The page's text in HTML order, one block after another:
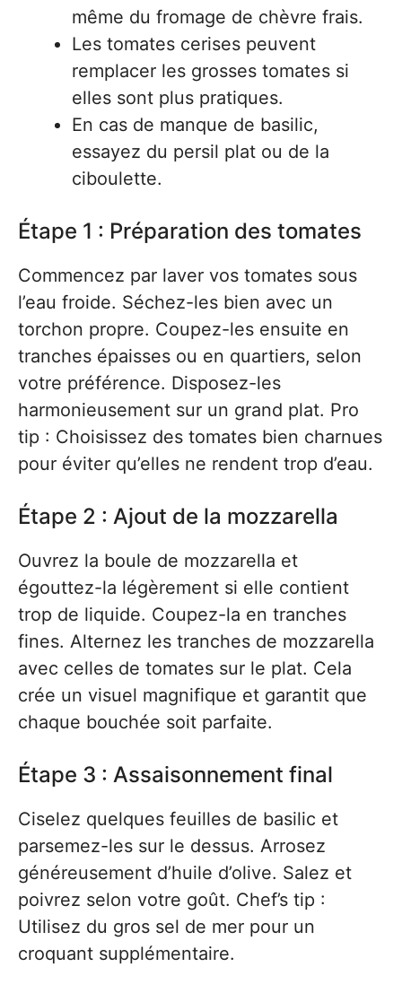
même du fromage de chèvre frais.
Les tomates cerises peuvent
remplacer les grosses tomates si
elles sont plus pratiques.
En cas de manque de basilic,
essayez du persil plat ou de la
ciboulette.
Étape 1 : Préparation des tomates
Commencez par laver vos tomates sous
l’eau froide. Séchez-les bien avec un
torchon propre. Coupez-les ensuite en
tranches épaisses ou en quartiers, selon
votre préférence. Disposez-les
harmonieusement sur un grand plat. Pro
tip : Choisissez des tomates bien charnues
pour éviter qu’elles ne rendent trop d’eau.
Étape 2 : Ajout de la mozzarella
Ouvrez la boule de mozzarella et
égouttez-la légèrement si elle contient
trop de liquide. Coupez-la en tranches
fines. Alternez les tranches de mozzarella
avec celles de tomates sur le plat. Cela
crée un visuel magnifique et garantit que
chaque bouchée soit parfaite.
Étape 3 : Assaisonnement final
Ciselez quelques feuilles de basilic et
parsemez-les sur le dessus. Arrosez
généreusement d’huile d’olive. Salez et
poivrez selon votre goût. Chef’s tip :
Utilisez du gros sel de mer pour un
croquant supplémentaire.